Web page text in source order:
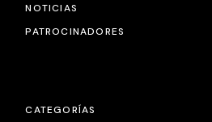
NOTICIAS
PATROCINADORES
CATEGORÍAS